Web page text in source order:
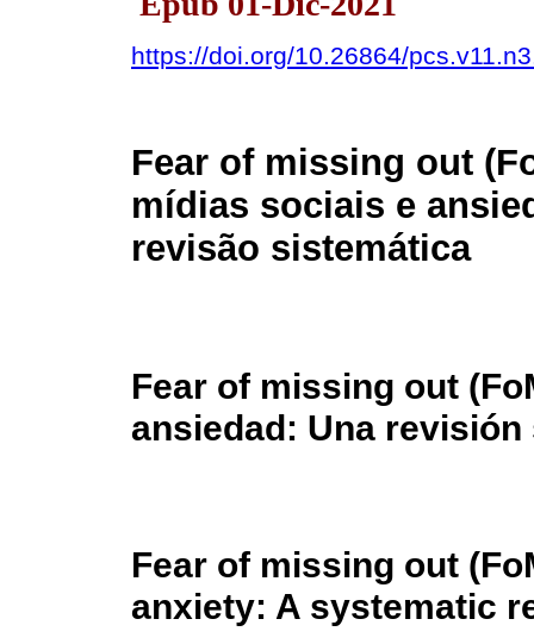
https://doi.org/10.26864/
Fear of missing out
mídias sociais e
revisão sistemática
Fear of missing out
ansiedad: Una
Fear of missing out
anxiety: A systematic